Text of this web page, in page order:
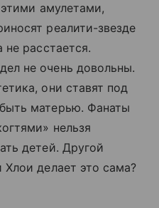
амулетами,
реалити-звезде
не расстается.
не очень довольны.
они ставят под
матерью. Фанаты
нельзя
детей. Другой
Хлои делает это сама?